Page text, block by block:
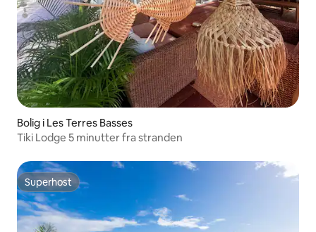
Bolig i Les Terres Basses
Tiki Lodge 5 minutter fra stranden
Superhost
Superhost